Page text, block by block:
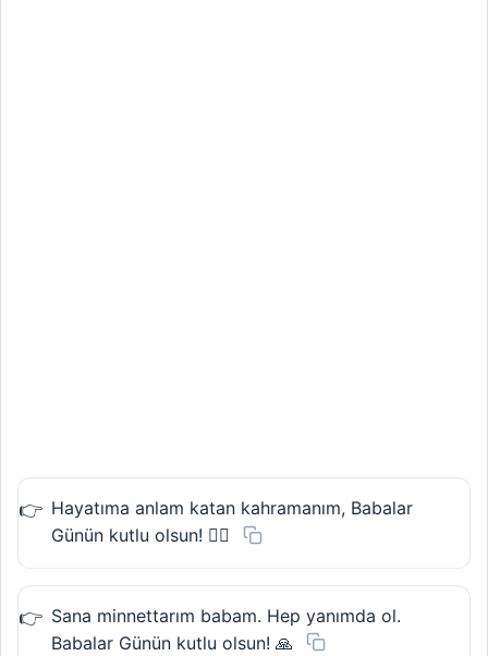
Hayatıma anlam katan kahramanım, Babalar
Günün kutlu olsun! 🦸‍♂️
Sana minnettarım babam. Hep yanımda ol.
Babalar Günün kutlu olsun! 🙏